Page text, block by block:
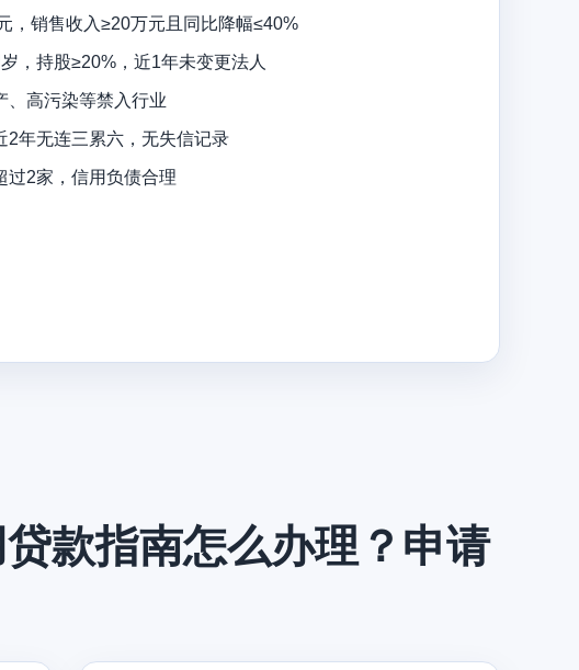
，销售收入≥20万元且同比降幅≤40%
，持股≥20%，近1年未变更法人
、高污染等禁入行业
2年无连三累六，无失信记录
过2家，信用负债合理
款指南怎么办理？申请